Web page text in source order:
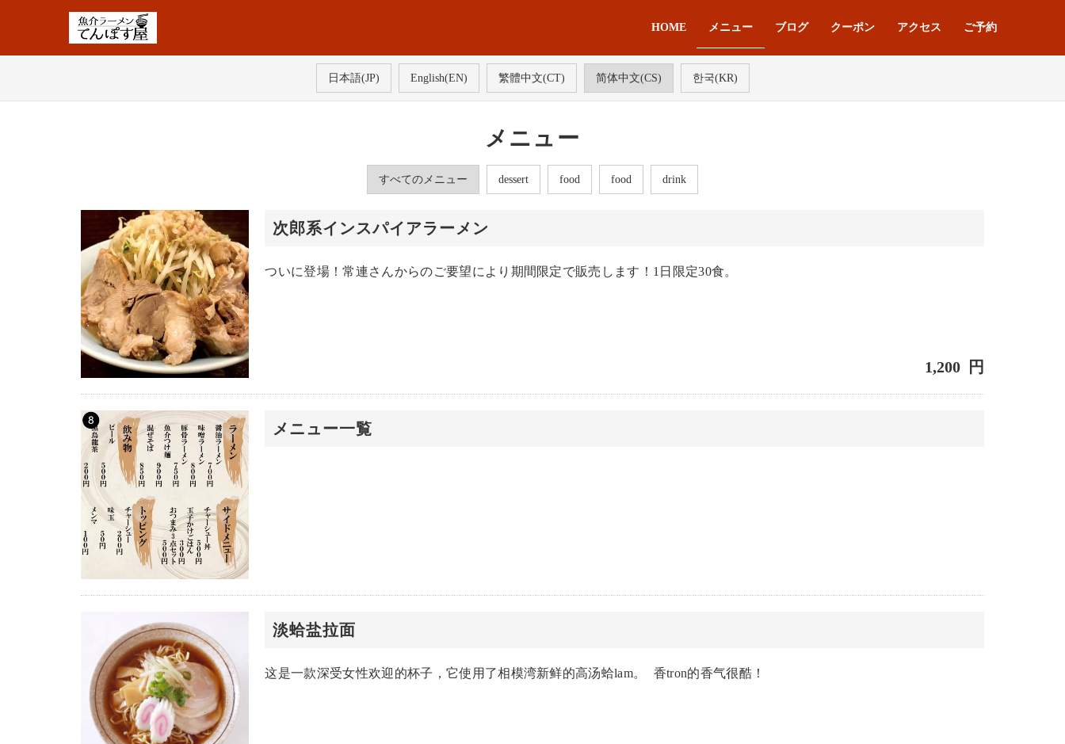
HOME メニュー ブログ クーポン アクセス ご予約
日本語(JP) English(EN) 繁體中文(CT) 简体中文(CS) 한국(KR)
メニュー
すべてのメニュー dessert food food drink
次郎系インスパイアラーメン
ついに登場！常連さんからのご要望により期間限定で販売します！1日限定30食。
1,200 円
メニュー一覧
淡蛤盐拉面
这是一款深受女性欢迎的杯子，它使用了相模湾新鲜的高汤蛤lam。 香tron的香气很酷！